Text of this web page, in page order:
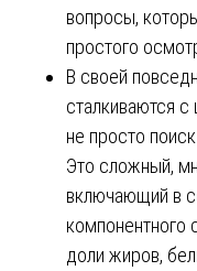
вопросы,
простого
В своей
сталкиваются
не просто
Это сложный,
включающий в
компонентного
доли жиров,